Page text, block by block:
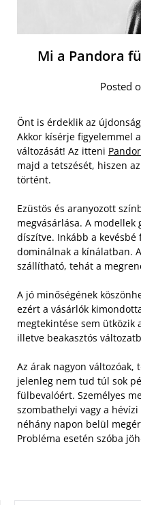
Mi a Pandora
Posted
Önt is érdeklik az
Akkor kísérje figyelemmel
változását! Az itteni
majd a tetszését, hiszen
történt.
Ezüstös és aranyozott
megvásárlása. A modellek
díszítve. Inkább a
dominálnak a kínálatban.
szállítható, tehát a
A jó minőségének
ezért a vásárlók
megtekintése sem ütközik
illetve beakasztós
Az árak nagyon változóak,
jelenleg nem tud túl sok
fülbevalóért. Személyes
szombathelyi vagy a
néhány napon belül
Probléma esetén szóba